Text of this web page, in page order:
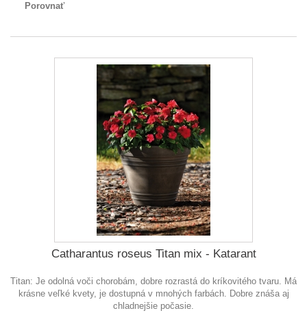
Porovnať
Catharantus roseus Titan mix - Katarant
Titan: Je odolná voči chorobám, dobre rozrastá do kríkovitého tvaru. Má
krásne veľké kvety, je dostupná v mnohých farbách. Dobre znáša aj
chladnejšie počasie.